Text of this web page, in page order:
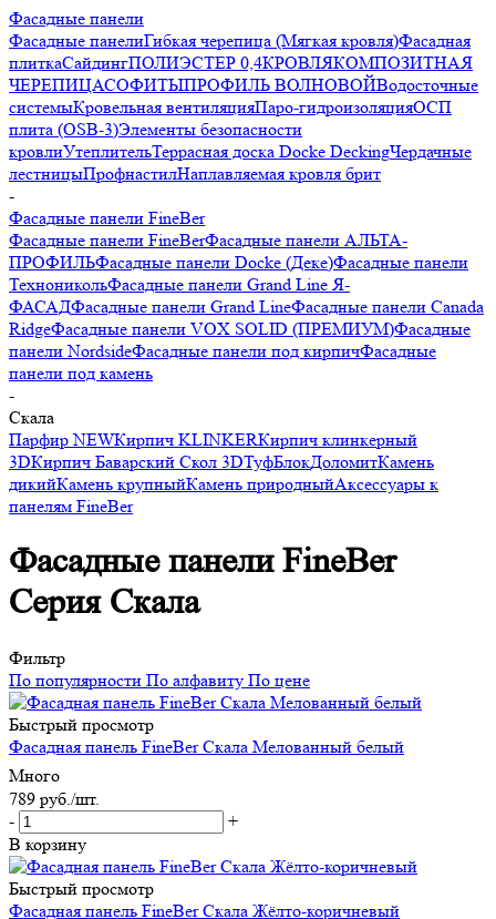
Фасадные панели
Фасадные панелиГибкая черепица (Мягкая кровля)Фасадная
плиткаСайдингПОЛИЭСТЕР 0,4КРОВЛЯКОМПОЗИТНАЯ
ЧЕРЕПИЦАСОФИТЫПРОФИЛЬ ВОЛНОВОЙВодосточные
системыКровельная вентиляцияПаро-гидроизоляцияОСП
плита (OSB-3)Элементы безопасности
кровлиУтеплительТеррасная доска Docke DeckingЧердачные
лестницыПрофнастилНаплавляемая кровля брит
-
Фасадные панели FineBer
Фасадные панели FineBerФасадные панели АЛЬТА-
ПРОФИЛЬФасадные панели Docke (Деке)Фасадные панели
ТехноникольФасадные панели Grand Line Я-
ФАСАДФасадные панели Grand LineФасадные панели Canada
RidgeФасадные панели VOX SOLID (ПРЕМИУМ)Фасадные
панели NordsideФасадные панели под кирпичФасадные
панели под камень
-
Скала
Парфир NEWКирпич KLINKERКирпич клинкерный
3DКирпич Баварский Скол 3DТуфБлокДоломитКамень
дикийКамень крупныйКамень природныйАксессуары к
панелям FineBer
Фасадные панели FineBer
Серия Скала
Фильтр
По популярности По алфавиту По цене
Быстрый просмотр
Фасадная панель FineBer Скала Мелованный белый
Много
789 руб./шт.
-
+
В корзину
Быстрый просмотр
Фасадная панель FineBer Скала Жёлто-коричневый